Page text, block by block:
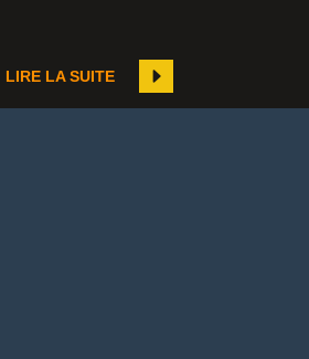
LIRE LA SUITE